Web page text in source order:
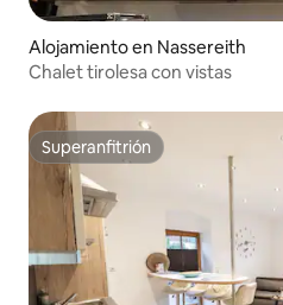
Alojamiento en Nassereith
Chalet tirolesa con vistas
Superanfitrión
Superanfitrión